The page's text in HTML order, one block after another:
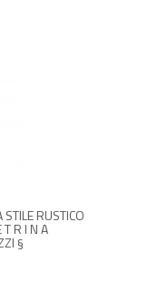
RUSTICO
T R I N A
§